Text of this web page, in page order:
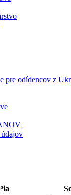
pre odídencov z